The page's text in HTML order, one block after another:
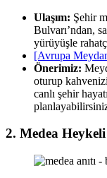
Ulaşım: Şehir
Bulvarı’ndan,
yürüyüşle
[Avrupa
Önerimiz:
oturup
canlı şehir
2. Medea Heykeli